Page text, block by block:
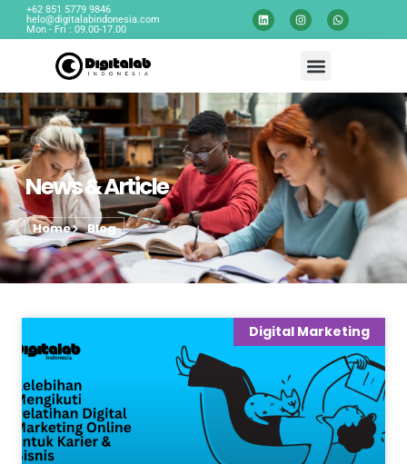
+62 851 5779 9846
helo@digitalabindonesia.com
Mon - Fri : 09.00-17.00
News & Article
Home Blog
Digital Marketing